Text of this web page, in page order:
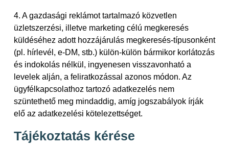
4. A gazdasági reklámot tartalmazó közvetlen
üzletszerzési, illetve marketing célú megkeresés
küldéséhez adott hozzájárulás megkeresés-típusonként
(pl. hírlevél, e-DM, stb.) külön-külön bármikor korlátozás
és indokolás nélkül, ingyenesen visszavonható a
levelek alján, a feliratkozással azonos módon. Az
ügyfélkapcsolathoz tartozó adatkezelés nem
szüntethető meg mindaddig, amíg jogszabályok írják
elő az adatkezelési kötelezettséget.
Tájékoztatás kérése